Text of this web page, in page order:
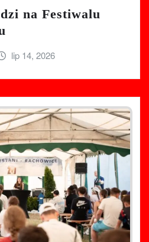
na Festiwalu
lip 14, 2026